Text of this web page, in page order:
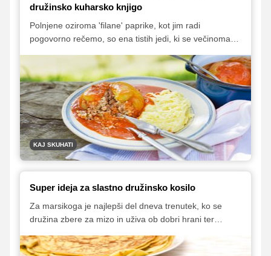
družinsko kuharsko knjigo
Polnjene oziroma 'filane' paprike, kot jim radi
pogovorno rečemo, so ena tistih jedi, ki se večinoma
Predstavljamo vam klasičen recept, na katerega so
prisegale že naše babice, ki so znale pripraviti tako
dobre polnjene paprike, da smo jih vsi pojedli z užitkom
in pri tem tudi krožnike pomazali do zadnje kapljice.
KAJ SKUHATI
Super ideja za slastno družinsko kosilo
Za marsikoga je najlepši del dneva trenutek, ko se
družina zbere za mizo in uživa ob dobri hrani ter
ponujamo, je kot nalašč za skupna družinska kosila, saj